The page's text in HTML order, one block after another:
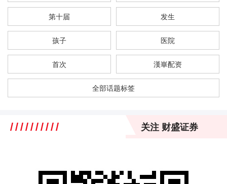
第十届 发生
孩子 医院
首次 漢崋配资
全部话题标签
关注 财盛证券